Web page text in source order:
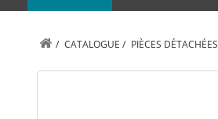
/ CATALOGUE / PIÈCES DÉTACHÉES